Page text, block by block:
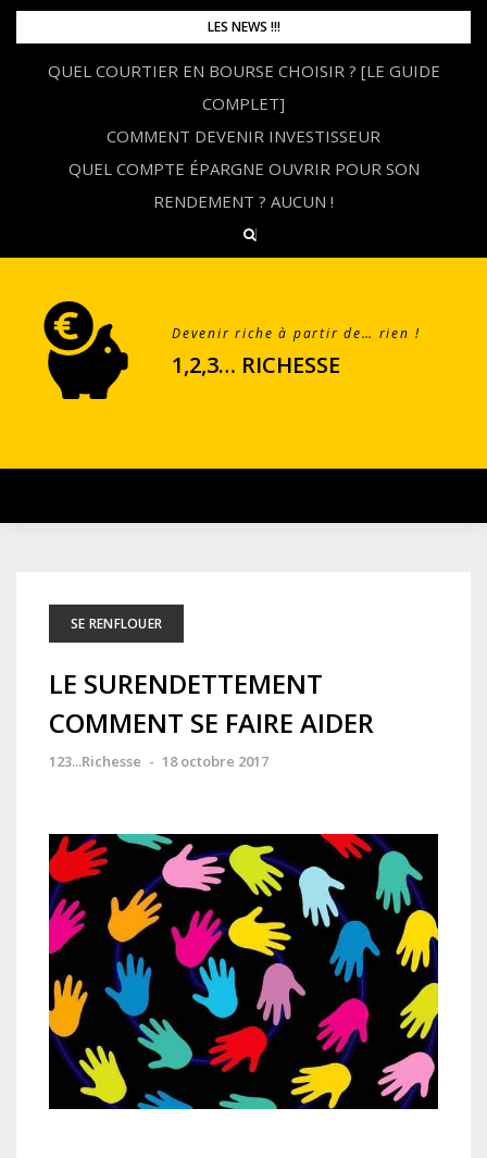
Skip
content
LES NEWS !!!
QUEL COURTIER EN BOURSE CHOISIR ? [LE GUIDE
COMPLET]
COMMENT DEVENIR INVESTISSEUR
QUEL COMPTE ÉPARGNE OUVRIR POUR SON
RENDEMENT ? AUCUN !
Devenir riche à partir de… rien !
1,2,3… RICHESSE
SE RENFLOUER
LE SURENDETTEMENT
COMMENT SE FAIRE AIDER
123...Richesse - 18 octobre 2017